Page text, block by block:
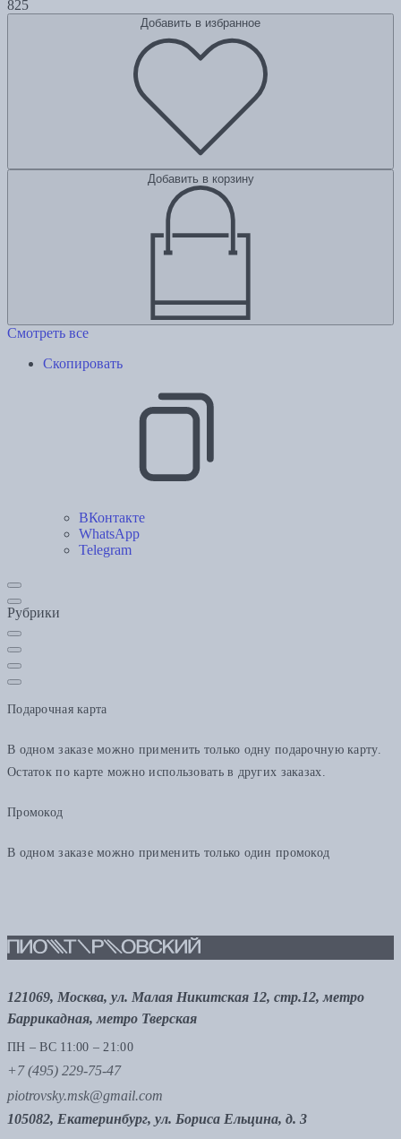
825
Добавить в избранное
Добавить в корзину
Смотреть все
Скопировать
ВКонтакте
WhatsApp
Telegram
Рубрики
Подарочная карта
В одном заказе можно применить только одну подарочную карту.
Остаток по карте можно использовать в других заказах.
Промокод
В одном заказе можно применить только один промокод
121069, Москва, ул. Малая Никитская 12, стр.12, метро
Баррикадная, метро Тверская
ПН – ВС 11:00 – 21:00
+7 (495) 229-75-47
piotrovsky.msk@gmail.com
105082, Екатеринбург, ул. Бориса Ельцина, д. 3